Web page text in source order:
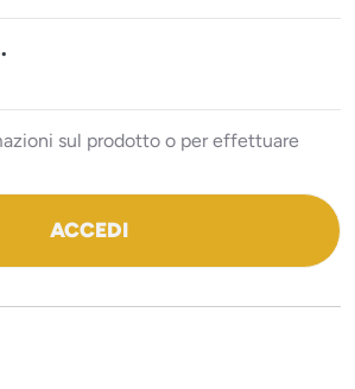
sul prodotto o per effettuare
ACCEDI